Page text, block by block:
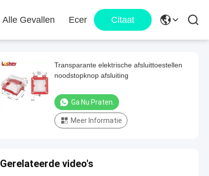
Alle Gevallen Ecer Citaat
Transparante elektrische afsluittoestellen
noodstopknop afsluiting
Ga Nu Praten.
Meer Informatie
Gerelateerde video's